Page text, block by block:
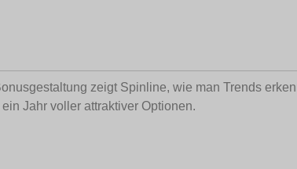
zeigt Spinline, wie man Trends
Jahr voller attraktiver Optionen.